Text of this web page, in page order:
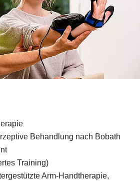
Behandlung nach Bobath
Training)
Arm-Handtherapie,